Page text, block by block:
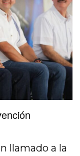
llamado a la